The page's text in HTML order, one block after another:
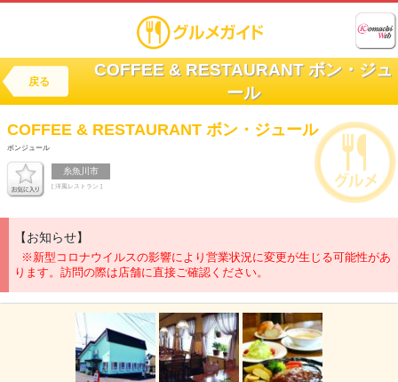
戻る
COFFEE & RESTAURANT ボン・ジュ
ール
COFFEE & RESTAURANT ボン・ジュール
ボンジュール
糸魚川市
[ 洋風レストラン ]
【お知らせ】
※新型コロナウイルスの影響により営業状況に変更が生じる可能性があ
ります。訪問の際は店舗に直接ご確認ください。